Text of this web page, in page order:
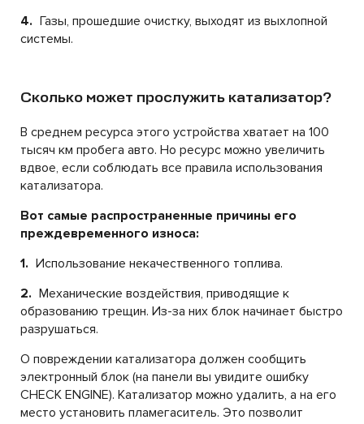
4. Газы, прошедшие очистку, выходят из выхлопной
системы.
Сколько может прослужить катализатор?
В среднем ресурса этого устройства хватает на 100
тысяч км пробега авто. Но ресурс можно увеличить
вдвое, если соблюдать все правила использования
катализатора.
Вот самые распространенные причины его
преждевременного износа:
1. Использование некачественного топлива.
2. Механические воздействия, приводящие к
образованию трещин. Из-за них блок начинает быстро
разрушаться.
О повреждении катализатора должен сообщить
электронный блок (на панели вы увидите ошибку
CHECK ENGINE). Катализатор можно удалить, а на его
место установить пламегаситель. Это позволит